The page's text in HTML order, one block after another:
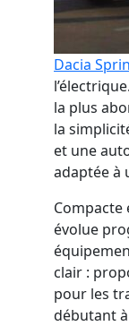
Dacia
la plus
la
et une
adaptée à
Compacte
évolue
clair :
pour les
débutant